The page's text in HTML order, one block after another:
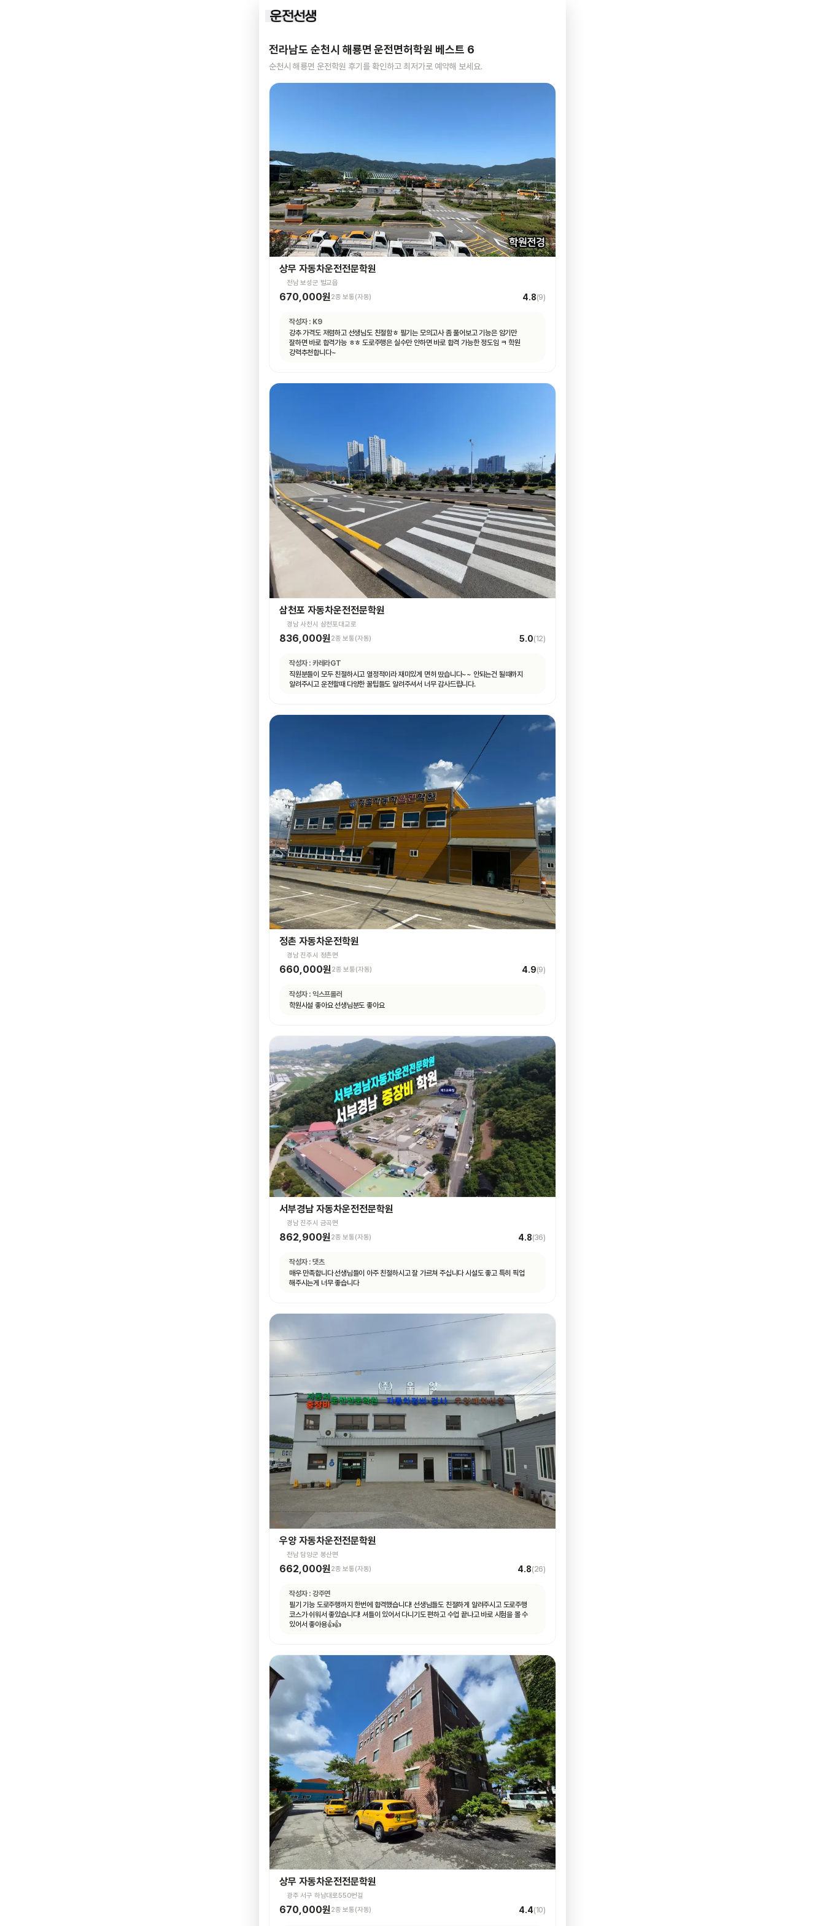
전라남도 순천시 해룡면 운전면허학원 베스트 6
순천시 해룡면 운전학원 후기를 확인하고 최저가로 예약해 보세요.
상무 자동차운전전문학원
전남 보성군 벌교읍
670,000원2종 보통(자동) 4.8(9)
작성자 : K9
강추 가격도 저렴하고 선생님도 친절함ㅎ 필기는 모의고사 좀 풀어보고 기능은 암기만
잘하면 바로 합격가능 ㅎㅎ 도로주행은 실수만 안하면 바로 합격 가능한 정도임 ㅋ 학원
강력추천합니다~
삼천포 자동차운전전문학원
경남 사천시 삼천포대교로
836,000원 2종 보통(자동) 5.0(12)
작성자 : 카레라GT
직원분들이 모두 친절하시고 열정적이라 재미있게 면허 땄습니다~~ 안되는건 될때까지
알려주시고 운전할때 다양한 꿀팁들도 알려주셔서 너무 감사드립니다.
정촌 자동차운전학원
경남 진주시 정촌면
660,000원2종 보통(자동) 4.9(9)
작성자 : 익스프롤러
학원시설 좋아요 선생님분도 좋아요
서부경남 자동차운전전문학원
경남 진주시 금곡면
862,900원2종 보통(자동) 4.8(36)
작성자 : 댓츠
매우 만족합니다 선생님들이 아주 친절하시고 잘 가르쳐 주십니다 시설도 좋고 특히 픽업
해주시는게 너무 좋습니다
우양 자동차운전전문학원
전남 담양군 봉산면
662,000원2종 보통(자동) 4.8(26)
작성자 : 강주연
필기 기능 도로주행까지 한번에 합격했습니다! 선생님들도 친절하게 알려주시고 도로주행
코스가 쉬워서 좋았습니다! 셔틀이 있어서 다니기도 편하고 수업 끝나고 바로 시험을 볼 수
있어서 좋아용👍👍
상무 자동차운전전문학원
광주 서구 하남대로550번길
670,000원2종 보통(자동) 4.4(10)